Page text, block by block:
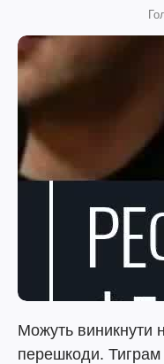
Можуть виникнути
перешкоди.